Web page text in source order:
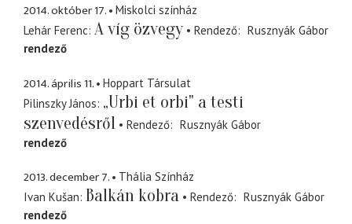
2014. október 17.
Miskolci színház
Lehár Ferenc A víg özvegy Rendező
Rusznyák Gábor
rendező
2014. április 11.
Hoppart Társulat
Pilinszky János „Urbi et orbi" a testi
szenvedésről
Rendező
Rusznyák Gábor
rendező
2013. december 7.
Thália Színház
Ivan Kušan Balkán kobra Rendező
Rusznyák Gábor
rendező